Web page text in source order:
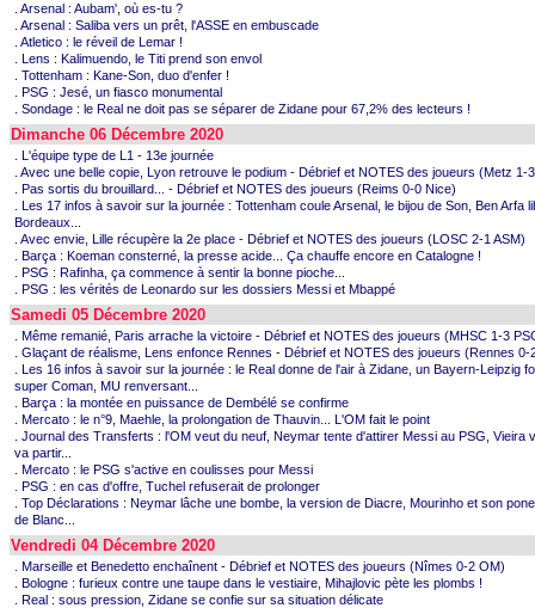
. Arsenal : Aubam', où es-tu ?
. Arsenal : Saliba vers un prêt, l'ASSE en embuscade
. Atletico : le réveil de Lemar !
. Lens : Kalimuendo, le Titi prend son envol
. Tottenham : Kane-Son, duo d'enfer !
. PSG : Jesé, un fiasco monumental
. Sondage : le Real ne doit pas se séparer de Zidane pour 67,2% des lecteurs !
Dimanche 06 Décembre 2020
. L'équipe type de L1 - 13e journée
. Avec une belle copie, Lyon retrouve le podium - Débrief et NOTES des joueurs (Metz 1-
. Pas sortis du brouillard... - Débrief et NOTES des joueurs (Reims 0-0 Nice)
. Les 17 infos à savoir sur la journée : Tottenham coule Arsenal, le bijou de Son, Ben Arfa
Bordeaux...
. Avec envie, Lille récupère la 2e place - Débrief et NOTES des joueurs (LOSC 2-1 ASM)
. Barça : Koeman consterné, la presse acide... Ça chauffe encore en Catalogne !
. PSG : Rafinha, ça commence à sentir la bonne pioche...
. PSG : les vérités de Leonardo sur les dossiers Messi et Mbappé
Samedi 05 Décembre 2020
. Même remanié, Paris arrache la victoire - Débrief et NOTES des joueurs (MHSC 1-3
. Glaçant de réalisme, Lens enfonce Rennes - Débrief et NOTES des joueurs (Rennes 0-
. Les 16 infos à savoir sur la journée : le Real donne de l'air à Zidane, un Bayern-Leipzig
super Coman, MU renversant...
. Barça : la montée en puissance de Dembélé se confirme
. Mercato : le n°9, Maehle, la prolongation de Thauvin... L'OM fait le point
. Journal des Transferts : l'OM veut du neuf, Neymar tente d'attirer Messi au PSG, Vieira
va partir...
. Mercato : le PSG s'active en coulisses pour Messi
. PSG : en cas d'offre, Tuchel refuserait de prolonger
. Top Déclarations : Neymar lâche une bombe, la version de Diacre, Mourinho et son
de Blanc...
Vendredi 04 Décembre 2020
. Marseille et Benedetto enchaînent - Débrief et NOTES des joueurs (Nîmes 0-2 OM)
. Bologne : furieux contre une taupe dans le vestiaire, Mihajlovic pète les plombs !
. Real : sous pression, Zidane se confie sur sa situation délicate